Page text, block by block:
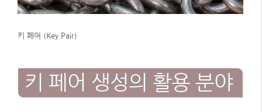
키 페어 (Key Pair)
키 페어 생성의 활용 분야